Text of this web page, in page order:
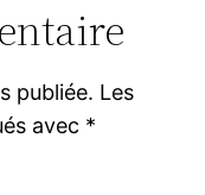
publiée. Les
avec *